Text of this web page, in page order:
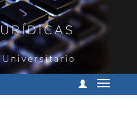
Cambiar